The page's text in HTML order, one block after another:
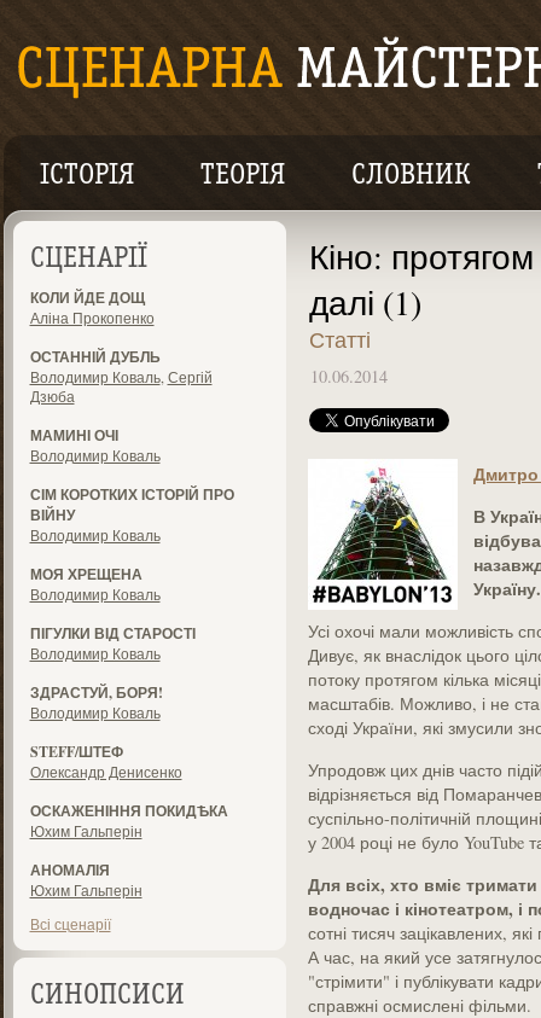
ІСТОРІЯ ТЕОРІЯ СЛОВНИК
СЦЕНАРІЇ
КОЛИ ЙДЕ ДОЩ
Аліна Прокопенко
ОСТАННІЙ ДУБЛЬ
Володимир Коваль, Сергій
Дзюба
МАМИНІ ОЧІ
Володимир Коваль
СІМ КОРОТКИХ ІСТОРІЙ ПРО
ВІЙНУ
Володимир Коваль
МОЯ ХРЕЩЕНА
Володимир Коваль
ПІГУЛКИ ВІД СТАРОСТІ
Володимир Коваль
ЗДРАСТУЙ, БОРЯ!
Володимир Коваль
STEFF/ШТЕФ
Олександр Денисенко
ОСКАЖЕНІННЯ ПОКИДѢКА
Юхим Гальперін
АНОМАЛІЯ
Юхим Гальперін
Всі сценарії
СИНОПСИСИ
Кіно:
далі (1)
Статті
10.06.2014
В
Україну.
Усі охочі мали можливість
Дивує, як внаслідок цього
потоку протягом кілька
масштабів. Можливо, і не
сході України, які змусили
Упродовж цих днів часто
відрізняється від
суспільно-політичній
у 2004 році не було YouTube
Для всіх, хто вміє
водночас і кінотеатром,
сотні тисяч зацікавлених,
А час, на який усе
"стрімити" і публікувати
справжні осмислені фільми.